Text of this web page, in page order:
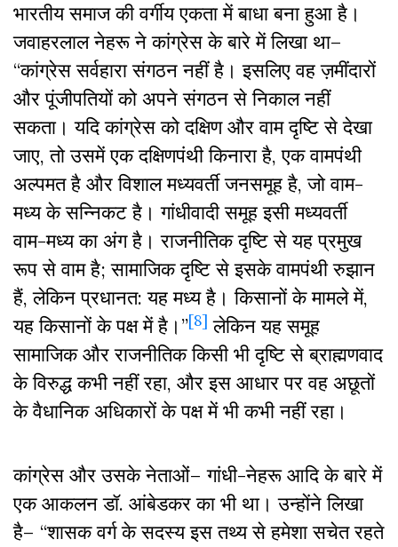
भारतीय समाज की वर्गीय एकता में बाधा बना हुआ है।
जवाहरलाल नेहरू ने कांग्रेस के बारे में लिखा था–
“कांग्रेस सर्वहारा संगठन नहीं है। इसलिए वह ज़मींदारों
और पूंजीपतियों को अपने संगठन से निकाल नहीं
सकता। यदि कांग्रेस को दक्षिण और वाम दृष्टि से देखा
जाए, तो उसमें एक दक्षिणपंथी किनारा है, एक वामपंथी
अल्पमत है और विशाल मध्यवर्ती जनसमूह है, जो वाम-
मध्य के सन्निकट है। गांधीवादी समूह इसी मध्यवर्ती
वाम-मध्य का अंग है। राजनीतिक दृष्टि से यह प्रमुख
रूप से वाम है; सामाजिक दृष्टि से इसके वामपंथी रुझान
हैं, लेकिन प्रधानत: यह मध्य है। किसानों के मामले में,
यह किसानों के पक्ष में है।”[8] लेकिन यह समूह
सामाजिक और राजनीतिक किसी भी दृष्टि से ब्राह्मणवाद
के विरुद्ध कभी नहीं रहा, और इस आधार पर वह अछूतों
के वैधानिक अधिकारों के पक्ष में भी कभी नहीं रहा।
कांग्रेस और उसके नेताओं– गांधी-नेहरू आदि के बारे में
एक आकलन डॉ. आंबेडकर का भी था। उन्होंने लिखा
है– “शासक वर्ग के सदस्य इस तथ्य से हमेशा सचेत रहते